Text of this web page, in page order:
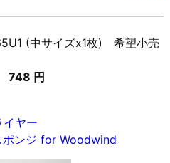
(中サイズx1枚) 希望小売
円
ヤー
ンジ for Woodwind